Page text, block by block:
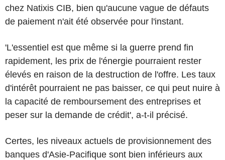
chez Natixis CIB, bien qu'aucune vague de défauts
de paiement n'ait été observée pour l'instant.
'L'essentiel est que même si la guerre prend fin
rapidement, les prix de l'énergie pourraient rester
élevés en raison de la destruction de l'offre. Les taux
d'intérêt pourraient ne pas baisser, ce qui peut nuire à
la capacité de remboursement des entreprises et
peser sur la demande de crédit', a-t-il précisé.
Certes, les niveaux actuels de provisionnement des
banques d'Asie-Pacifique sont bien inférieurs aux